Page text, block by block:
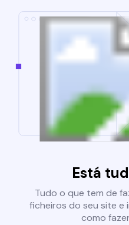
Está
Tudo o que tem de
ficheiros do seu site e
como